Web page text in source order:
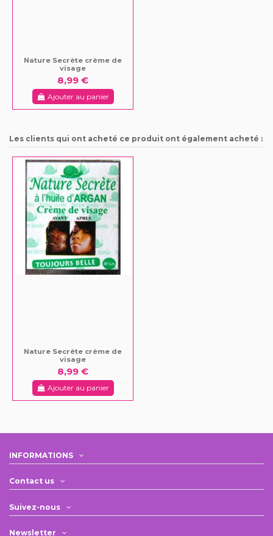
Nature Secrète crème de
visage
8,99 €
Ajouter au panier
Les clients qui ont acheté ce produit ont également acheté :
Nature Secrète crème de
visage
8,99 €
Ajouter au panier
INFORMATIONS
Contact us
Suivez-nous
Newsletter